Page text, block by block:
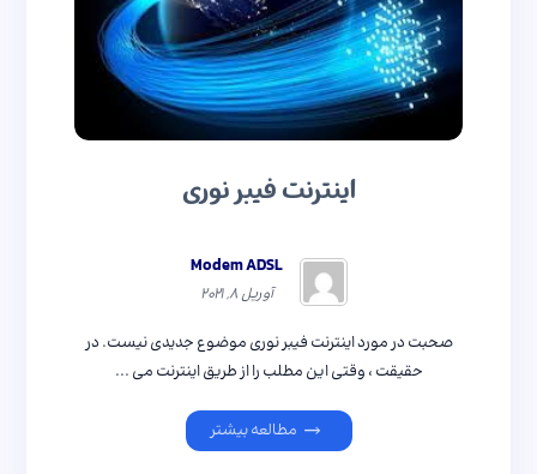
اینترنت فیبر نوری
Modem ADSL
آوریل ۸, ۲۰۲۱
صحبت در مورد اینترنت فیبر نوری موضوع جدیدی نیست. در
حقیقت ، وقتی این مطلب را از طریق اینترنت می ...
مطالعه بیشتر